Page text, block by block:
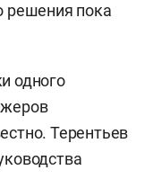
решения пока
одного
Терентьев